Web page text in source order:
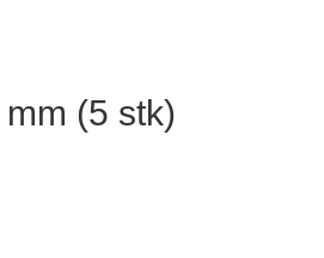
(5 stk)